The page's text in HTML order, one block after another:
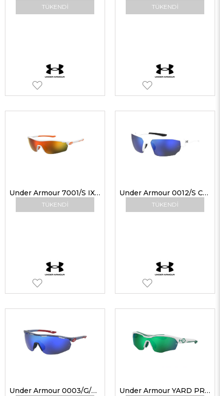
TÜKENDI TÜKENDI
TÜKENDI
Under Armour 7001/S IXN50 99 G Çocuk Güneş Gözlükleri
TÜKENDI
Under Armour 0012/S CCPW1 71 G Erkek Güneş Gözlükleri
Under Armour 0003/G/S PJPW1 99 G Erkek Güneş Gözlükleri Under Armour YARD PRO JR 07RV8 99 G Çocuk Güneş Gözlükleri